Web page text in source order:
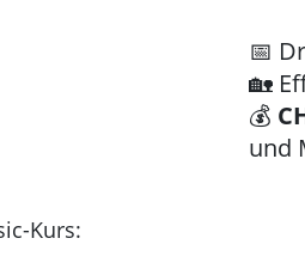
📅
🏡
💰
und
Kurs: